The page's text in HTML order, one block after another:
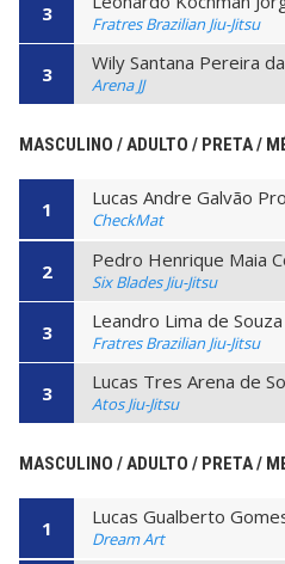
3 Fratres Brazilian Jiu-Jitsu
3 Wily Santana Pereira
Arena JJ
MASCULINO / ADULTO / PRETA /
1 Lucas Andre Galvão
CheckMat
2 Pedro Henrique Maia
Six Blades Jiu-Jitsu
3 Leandro Lima de Souza
Fratres Brazilian Jiu-Jitsu
3 Lucas Tres Arena de
Atos Jiu-Jitsu
MASCULINO / ADULTO / PRETA /
1 Lucas Gualberto
Dream Art